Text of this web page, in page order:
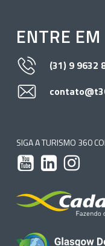
ENTRE
(31) 9 9632
SIGA A TURISMO 360